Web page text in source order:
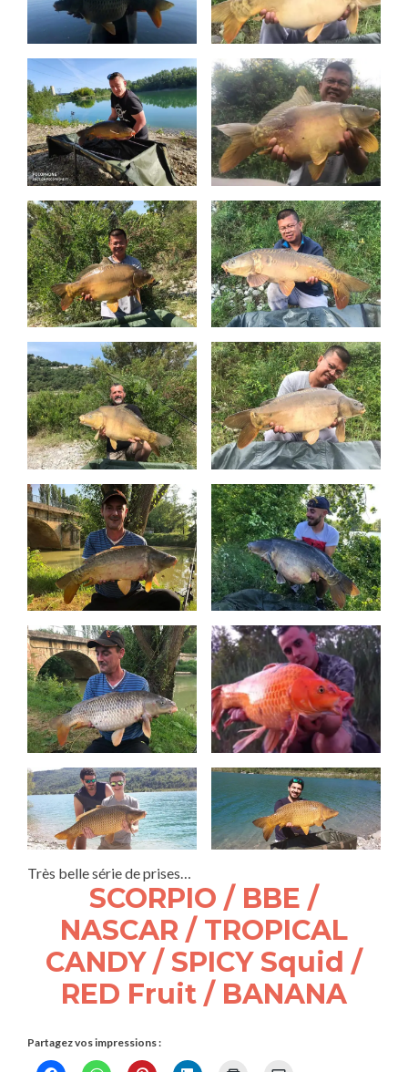
Très belle série de prises…
SCORPIO / BBE /
NASCAR / TROPICAL
CANDY / SPICY Squid /
RED Fruit / BANANA
Partagez vos impressions :